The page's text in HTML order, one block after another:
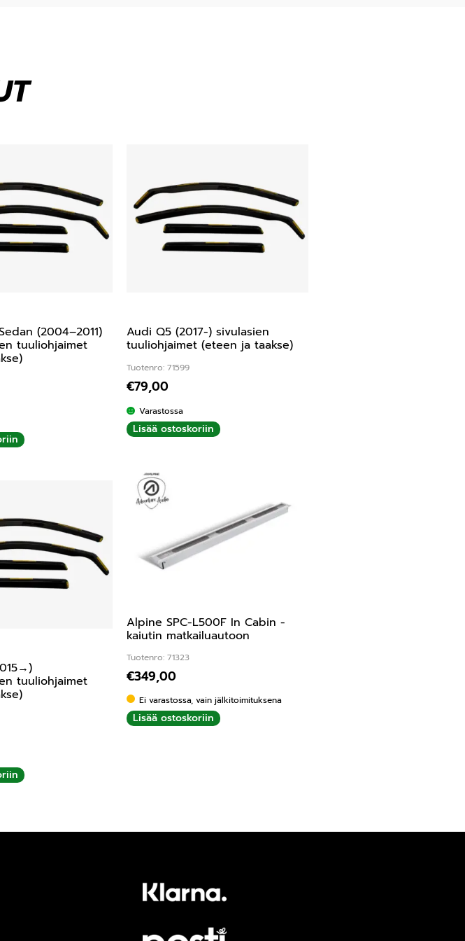
(2004–2011)
tuuliohjaimet
Audi Q5 (2017-) sivulasien
tuuliohjaimet (eteen ja taakse)
Tuotenro: 71599
€79,00
Varastossa
Lisää ostoskoriin
tuuliohjaimet
Alpine SPC-L500F In Cabin -
kaiutin matkailuautoon
Tuotenro: 71323
€349,00
Ei varastossa, vain jälkitoimituksena
Lisää ostoskoriin